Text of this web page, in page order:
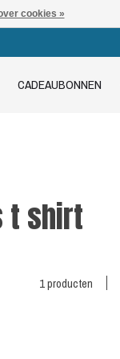
CADEAUBONNEN
t shirt
1 producten
cookies »